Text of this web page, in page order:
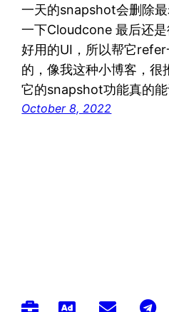
一天的snapshot会删除
一下Cloudcone 最后还
好用的UI，所以帮它
的，像我这种小博客，很
它的snapshot功能真的能
October 8, 2022